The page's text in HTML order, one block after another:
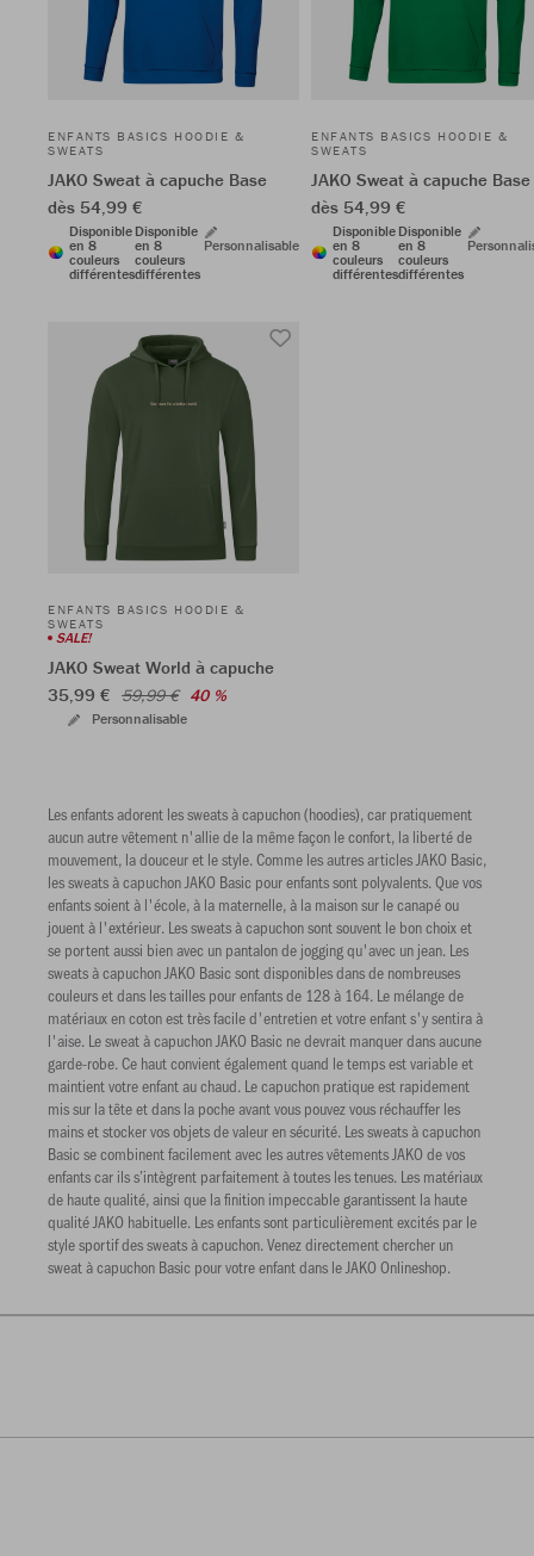
ENFANTS BASICS HOODIE &
SWEATS
JAKO Sweat à capuche Base
dès 54,99 €
Disponible
en 8
couleurs
différentes
Disponible
en 8
couleurs
différentes
Personnalisable
ENFANTS BASICS HOODIE &
SWEATS
JAKO Sweat à capuche Base
dès 54,99 €
Disponible
en 8
couleurs
différentes
Disponible
en 8
couleurs
différentes
ENFANTS BASICS HOODIE &
SWEATS
SALE!
JAKO Sweat World à capuche
35,99 € 59,99 € 40 %
Personnalisable
Les enfants adorent les sweats à capuchon (hoodies), car pratiquement
aucun autre vêtement n'allie de la même façon le confort, la liberté de
mouvement, la douceur et le style. Comme les autres articles JAKO Basic,
les sweats à capuchon JAKO Basic pour enfants sont polyvalents. Que vos
enfants soient à l'école, à la maternelle, à la maison sur le canapé ou
jouent à l'extérieur. Les sweats à capuchon sont souvent le bon choix et
se portent aussi bien avec un pantalon de jogging qu'avec un jean. Les
sweats à capuchon JAKO Basic sont disponibles dans de nombreuses
couleurs et dans les tailles pour enfants de 128 à 164. Le mélange de
matériaux en coton est très facile d'entretien et votre enfant s'y sentira à
l'aise. Le sweat à capuchon JAKO Basic ne devrait manquer dans aucune
garde-robe. Ce haut convient également quand le temps est variable et
maintient votre enfant au chaud. Le capuchon pratique est rapidement
mis sur la tête et dans la poche avant vous pouvez vous réchauffer les
mains et stocker vos objets de valeur en sécurité. Les sweats à capuchon
Basic se combinent facilement avec les autres vêtements JAKO de vos
enfants car ils s’intègrent parfaitement à toutes les tenues. Les matériaux
de haute qualité, ainsi que la finition impeccable garantissent la haute
qualité JAKO habituelle. Les enfants sont particulièrement excités par le
style sportif des sweats à capuchon. Venez directement chercher un
sweat à capuchon Basic pour votre enfant dans le JAKO Onlineshop.